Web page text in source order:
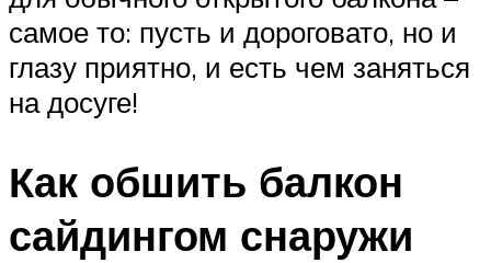
самое то: пусть и дороговато, но и
глазу приятно, и есть чем заняться
на досуге!
Как обшить балкон
сайдингом снаружи